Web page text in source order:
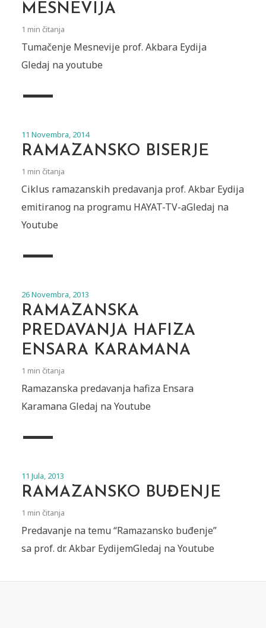
MESNEVIJA
1 min čitanja
Tumačenje Mesnevije prof. Akbara Eydija
Gledaj na youtube
11 Novembra, 2014
RAMAZANSKO BISERJE
1 min čitanja
Ciklus ramazanskih predavanja prof. Akbar Eydija
emitiranog na programu HAYAT-TV-aGledaj na
Youtube
26 Novembra, 2013
RAMAZANSKA
PREDAVANJA HAFIZA
ENSARA KARAMANA
1 min čitanja
Ramazanska predavanja hafiza Ensara
Karamana Gledaj na Youtube
11 Jula, 2013
RAMAZANSKO BUĐENJE
1 min čitanja
Predavanje na temu “Ramazansko buđenje”
sa prof. dr. Akbar EydijemGledaj na Youtube